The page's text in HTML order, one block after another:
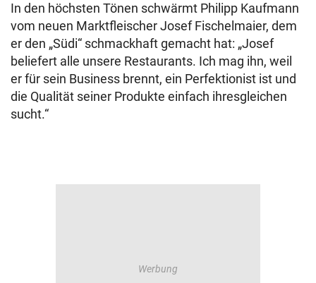
In den höchsten Tönen schwärmt Philipp Kaufmann
vom neuen Marktfleischer Josef Fischelmaier, dem
er den „Südi“ schmackhaft gemacht hat: „Josef
beliefert alle unsere Restaurants. Ich mag ihn, weil
er für sein Business brennt, ein Perfektionist ist und
die Qualität seiner Produkte einfach ihresgleichen
sucht.“